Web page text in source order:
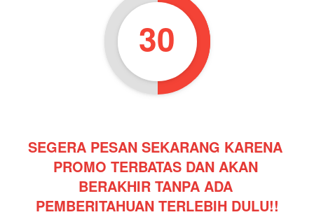
28
SEGERA PESAN SEKARANG KARENA
PROMO TERBATAS DAN AKAN
BERAKHIR TANPA ADA
PEMBERITAHUAN TERLEBIH DULU!!